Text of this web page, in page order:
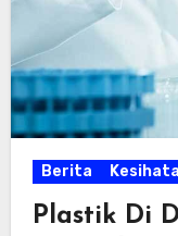
Berita
Plastik Di